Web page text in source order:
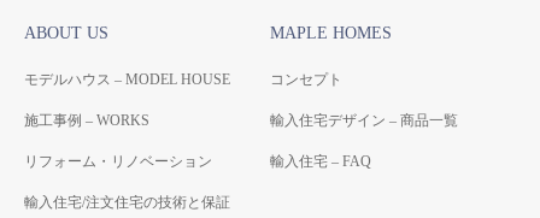
ABOUT US
モデルハウス – MODEL HOUSE
施工事例 – WORKS
リフォーム・リノベーション
輸入住宅/注文住宅の技術と保証
MAPLE HOMES
コンセプト
輸入住宅デザイン – 商品一覧
輸入住宅 – FAQ